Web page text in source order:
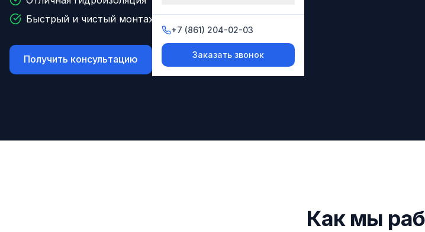
+7 (861) 204-02-03
Заказать звонок
+7 (861) 204-02-03
Заказать звонок
Быстрый и чистый монтаж
Получить консультацию Рассчитать стоимость
Как мы